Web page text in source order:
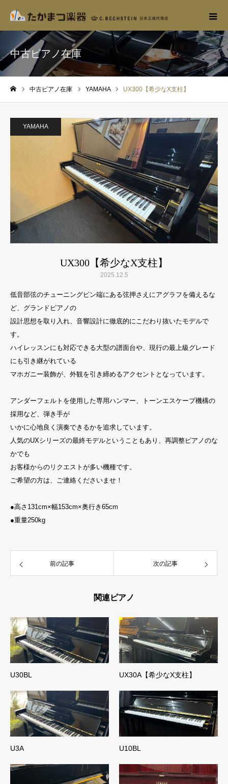
中古ピアノ在庫
中古ピアノ在庫 YAMAHA UX300【希少なX支柱】
YAMAHA
UX300【希少なX支柱】
2025.12.5
低音部弦のチューニングピン端にある弦押さえにアグラフを備えるな
ど、グランドピアノの
設計思想を取り入れ、音響設計に徹底的にこだわり抜いたモデルで
す。
ハイレッスンにも対応できる大型の譜面台や、現行の最上級グレード
にも引き継がれている
マホガニー装飾が、外観を引き締めるアクセントとなっています。
アンダーフェルトを使用した専用ハンマー、トーンエスケープ機構の
採用など、弾き手が
いかに心地良く演奏できるかを追求しています。
人気のUXシリーズの最終モデルということもあり、再調整ピアノのな
かでも
お客様からのリクエストが多い機種です。
ご希望の方は、ご連絡くださいませ！
●高さ131cm×幅153cm×奥行き65cm
●重量250kg
前の記事 次の記事
関連ピアノ
U30BL UX30A【希少なX支柱】
U3A U10BL